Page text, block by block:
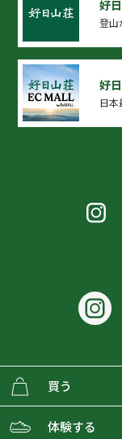
好
登山
好
日本
買う
ECMALL
体験する